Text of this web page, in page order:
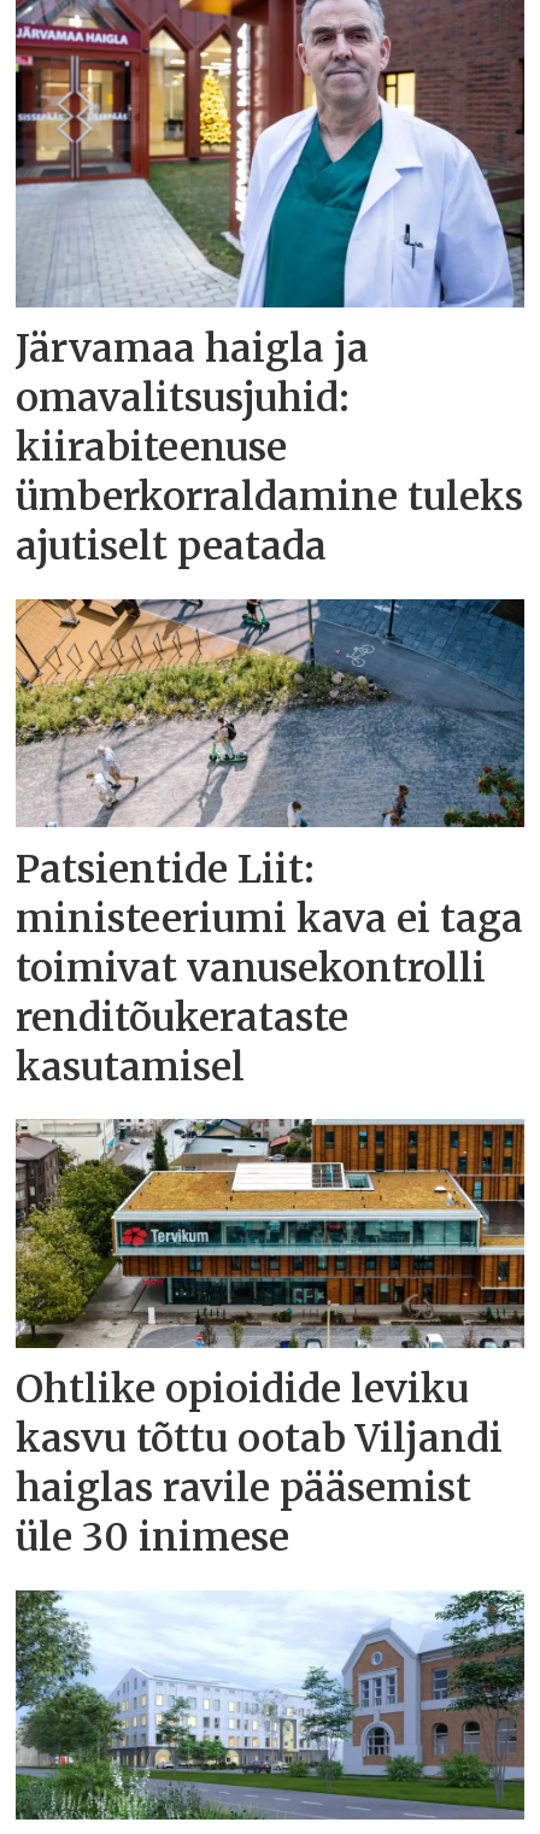
Järvamaa haigla ja
omavalitsusjuhid:
kiirabiteenuse
ümberkorraldamine tuleks
ajutiselt peatada
Patsientide Liit:
ministeeriumi kava ei taga
toimivat vanusekontrolli
renditõukerataste
kasutamisel
Ohtlike opioidide leviku
kasvu tõttu ootab Viljandi
haiglas ravile pääsemist
üle 30 inimese